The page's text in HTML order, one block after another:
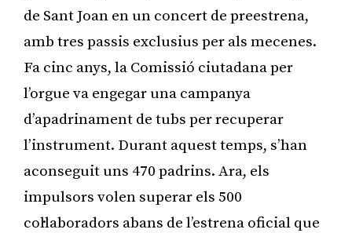
de Sant Joan en un concert de preestrena,
amb tres passis exclusius per als mecenes.
Fa cinc anys, la Comissió ciutadana per
l’orgue va engegar una campanya
d’apadrinament de tubs per recuperar
l’instrument. Durant aquest temps, s’han
aconseguit uns 470 padrins. Ara, els
impulsors volen superar els 500
col·laboradors abans de l’estrena oficial que